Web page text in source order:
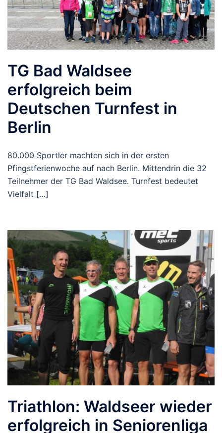
TG Bad Waldsee
erfolgreich beim
Deutschen Turnfest in
Berlin
80.000 Sportler machten sich in der ersten
Pfingstferienwoche auf nach Berlin. Mittendrin die 32
Teilnehmer der TG Bad Waldsee. Turnfest bedeutet
Vielfalt […]
Triathlon: Waldseer wieder
erfolgreich in Seniorenliga